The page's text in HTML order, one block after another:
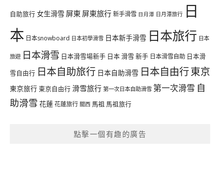
自助旅行 女生滑雪 屏東 屏東旅行新手滑雪 日月潭 日月潭旅行 日
本 日本snowboard 日本初學滑雪 日本新手滑雪 日本旅行 日本
旅遊 日本滑雪 日本滑雪場新手 日本 滑雪 新手 日本滑雪自助 日本滑
雪自由行 日本自助旅行 日本自助滑雪 日本自由行東京
東京旅行 東京自由行 滑雪旅行 第一次日本自助滑雪 第一次滑雪 自
助滑雪 花蓮花蓮旅行 關西 馬祖 馬祖旅行
點擊一個有趣的廣告